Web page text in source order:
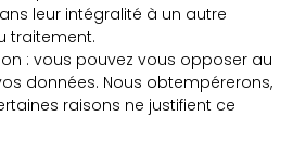
leur intégralité à un autre
traitement.
: vous pouvez vous opposer au
données. Nous obtempérerons,
raisons ne justifient ce